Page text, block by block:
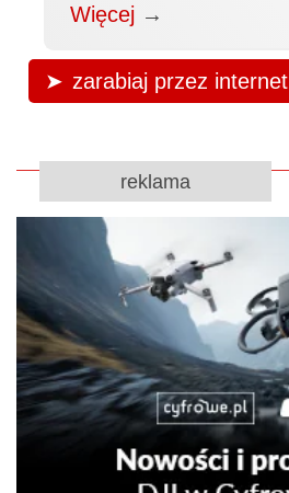
Więcej →
zarabiaj przez internet
reklama